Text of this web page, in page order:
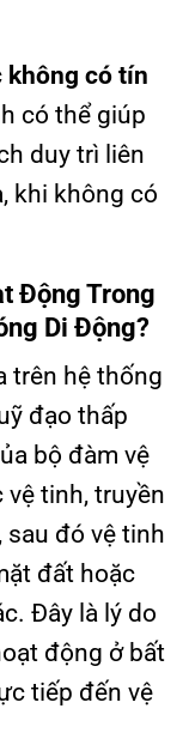
không có tín
có thể giúp
duy trì liên
khi không có
Động Trong
Di Động?
trên hệ thống
đạo thấp
bộ đàm vệ
tinh, truyền
đó vệ tinh
đất hoặc
Đây là lý do
động ở bất
tiếp đến vệ